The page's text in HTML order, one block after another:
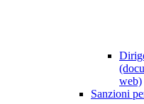
web)
Sanzioni